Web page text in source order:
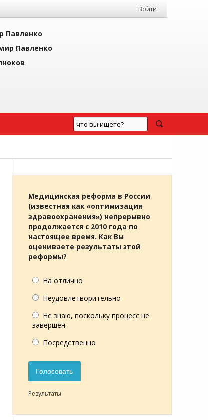
Войти
Павленко
Павленко
Медицинская реформа в России
(известная как «оптимизация
здравоохранения») непрерывно
продолжается с 2010 года по
настоящее время. Как Вы
оцениваете результаты этой
реформы?
На отлично
Неудовлетворительно
Не знаю, поскольку процесс не
завершён
Посредственно
Голосовать
Результаты